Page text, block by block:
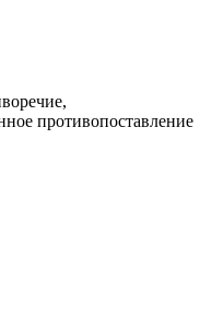
противопоставление